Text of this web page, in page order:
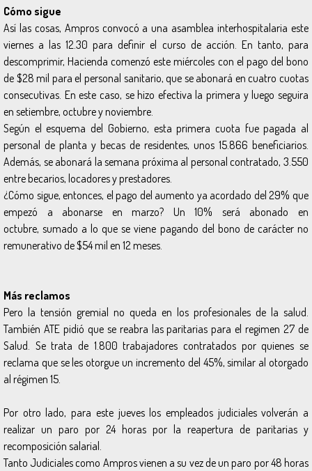
Cómo sigue
Así las cosas, Ampros convocó a una asamblea interhospitalaria este
viernes a las 12.30 para definir el curso de acción. En tanto, para
descomprimir, Hacienda comenzó este miércoles con el pago del bono
de $28 mil para el personal sanitario, que se abonará en cuatro cuotas
consecutivas. En este caso, se hizo efectiva la primera y luego seguira
en setiembre, octubre y noviembre.
Según el esquema del Gobierno, esta primera cuota fue pagada al
personal de planta y becas de residentes, unos 15.866 beneficiarios.
Además, se abonará la semana próxima al personal contratado, 3.550
entre becarios, locadores y prestadores.
¿Cómo sigue, entonces, el pago del aumento ya acordado del 29% que
empezó a abonarse en marzo? Un 10% será abonado en
octubre, sumado a lo que se viene pagando del bono de carácter no
remunerativo de $54 mil en 12 meses.
Más reclamos
Pero la tensión gremial no queda en los profesionales de la salud.
También ATE pidió que se reabra las paritarias para el regimen 27 de
Salud. Se trata de 1.800 trabajadores contratados por quienes se
reclama que se les otorgue un incremento del 45%, similar al otorgado
al régimen 15.
Por otro lado, para este jueves los empleados judiciales volverán a
realizar un paro por 24 horas por la reapertura de paritarias y
recomposición salarial.
Tanto Judiciales como Ampros vienen a su vez de un paro por 48 horas